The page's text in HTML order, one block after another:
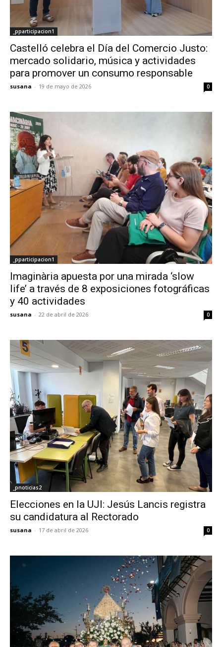
_pparticipacion1
Castelló celebra el Día del Comercio Justo:
mercado solidario, música y actividades
para promover un consumo responsable
susana - 19 de mayo de 2026 0
_pparticipacion1
Imaginària apuesta por una mirada ‘slow
life’ a través de 8 exposiciones fotográficas
y 40 actividades
susana - 22 de abril de 2026 0
_pnoticias2
Elecciones en la UJI: Jesús Lancis registra
su candidatura al Rectorado
susana - 17 de abril de 2026 0